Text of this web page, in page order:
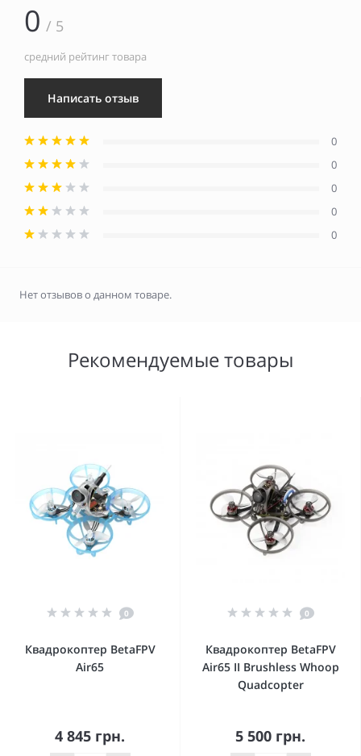
0 / 5
средний рейтинг товара
Написать отзыв
0
0
0
0
0
Нет отзывов о данном товаре.
Рекомендуемые товары
0
Квадрокоптер BetaFPV
Air65
4 845 грн.
0
Квадрокоптер BetaFPV
Air65 II Brushless Whoop
Quadcopter
5 500 грн.